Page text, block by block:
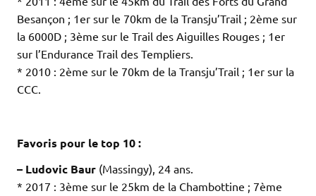
Besançon ; 1er sur le 70km de la Transju’Trail ; 2ème sur
la 6000D ; 3ème sur le Trail des Aiguilles Rouges ; 1er
sur l’Endurance Trail des Templiers.
* 2010 : 2ème sur le 70km de la Transju’Trail ; 1er sur la
CCC.
Favoris pour le top 10 :
– Ludovic Baur (Massingy), 24 ans.
* 2017 : 3ème sur le 25km de la Chambottine ; 7ème